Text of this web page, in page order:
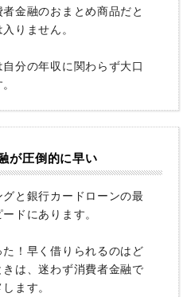
金融のおまとめ商品だと
りません。
分の年収に関わらず大口
が圧倒的に早い
と銀行カードローンの最
ドにあります。
た！早く借りられるのはど
は、迷わず消費者金融で
ます。